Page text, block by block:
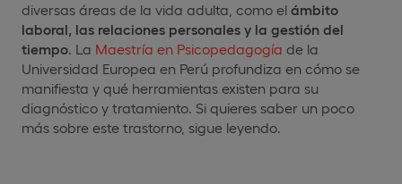
diversas áreas de la vida adulta, como el ámbito
laboral, las relaciones personales y la gestión del
tiempo. La Maestría en Psicopedagogía de la
Universidad Europea en Perú profundiza en cómo se
manifiesta y qué herramientas existen para su
diagnóstico y tratamiento. Si quieres saber un poco
más sobre este trastorno, sigue leyendo.